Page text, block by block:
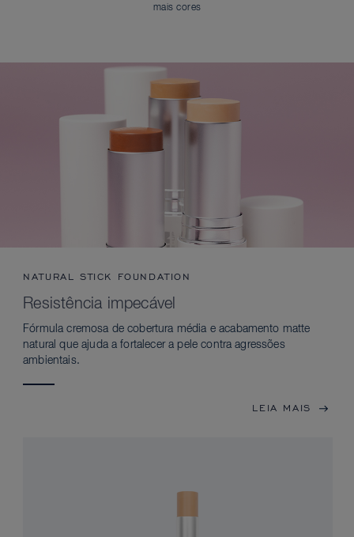
mais cores
NATURAL STICK FOUNDATION
Resistência impecável
Fórmula cremosa de cobertura média e acabamento matte
natural que ajuda a fortalecer a pele contra agressões
ambientais.
LEIA MAIS